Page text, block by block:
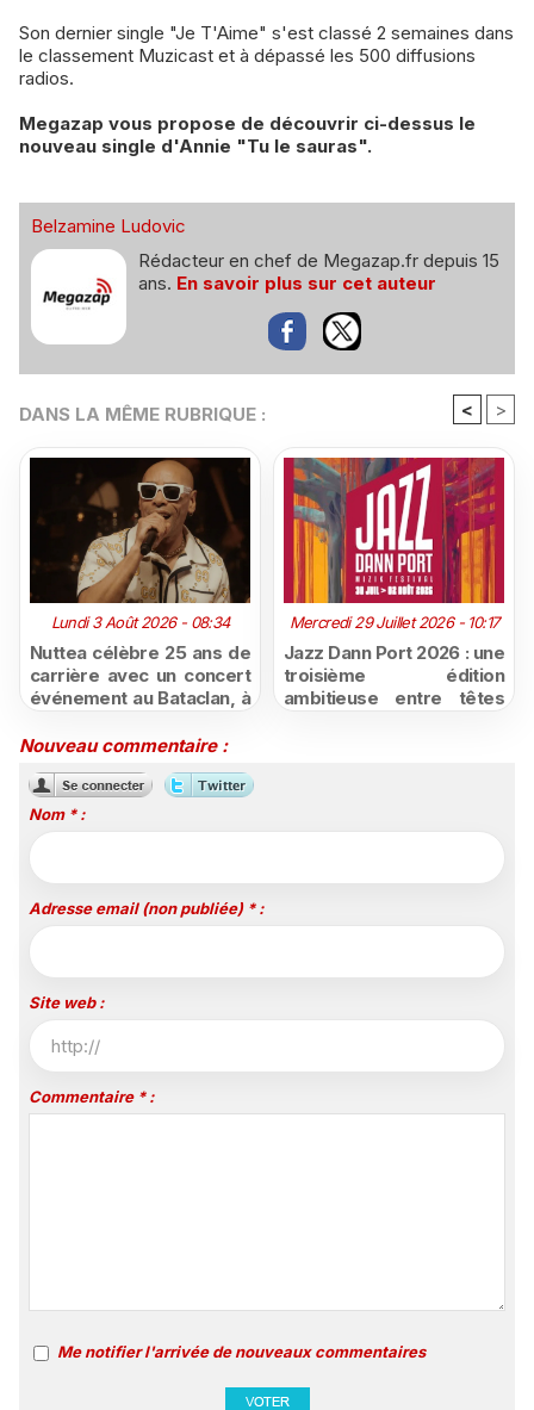
Son dernier single "Je T'Aime" s'est classé 2 semaines dans
le classement Muzicast et à dépassé les 500 diffusions
radios.
Megazap vous propose de découvrir ci-dessus le
nouveau single d'Annie "Tu le sauras".
Belzamine Ludovic
Rédacteur en chef de Megazap.fr depuis 15
ans. En savoir plus sur cet auteur
DANS LA MÊME RUBRIQUE : < >
Lundi 3 Août 2026 - 08:34
Nuttea célèbre 25 ans de
carrière avec un concert
événement au Bataclan, à
numériques de France
Mercredi 29 Juillet 2026 - 10:17
Jazz Dann Port 2026 : une
troisième édition
ambitieuse entre têtes
Nouveau commentaire :
Nom * :
Adresse email (non publiée) * :
Site web :
Commentaire * :
Me notifier l'arrivée de nouveaux commentaires